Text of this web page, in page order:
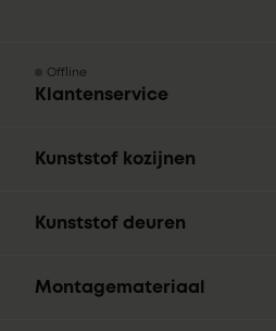
Offline
Klantenservice
Kunststof kozijnen
Kunststof deuren
Montagemateriaal